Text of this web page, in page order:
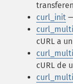
curl_init
cURL a
cURL de